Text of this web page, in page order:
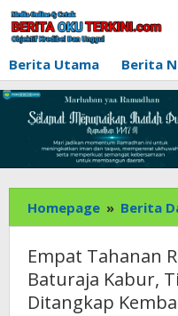
Lewati
ke
konten
Berita Utama
Berita
Homepage » Berita
Empat Tahanan
Baturaja Kabur,
Ditangkap